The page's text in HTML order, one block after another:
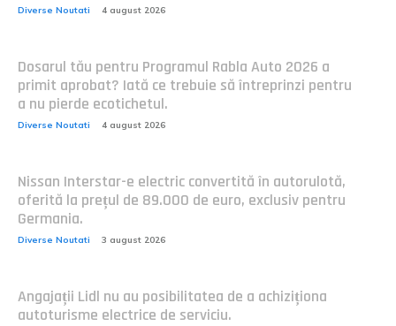
Diverse Noutati 4 august 2026
Dosarul tău pentru Programul Rabla Auto 2026 a
primit aprobat? Iată ce trebuie să întreprinzi pentru
a nu pierde ecotichetul.
Diverse Noutati 4 august 2026
Nissan Interstar-e electric convertită în autorulotă,
oferită la prețul de 89.000 de euro, exclusiv pentru
Germania.
Diverse Noutati 3 august 2026
Angajații Lidl nu au posibilitatea de a achiziționa
autoturisme electrice de serviciu.